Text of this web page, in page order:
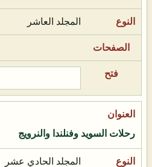
المجلد العاشر
رحلات السويد وفنلندا والنرويج
المجلد الحادي عشر